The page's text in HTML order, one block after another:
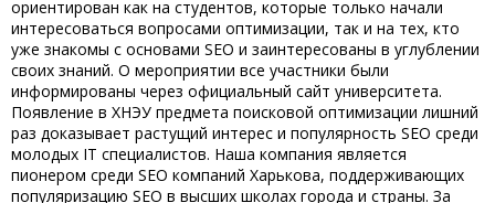
ориентирован как на студентов, которые только начали
интересоваться вопросами оптимизации, так и на тех, кто
уже знакомы с основами SEO и заинтересованы в углублении
своих знаний. О мероприятии все участники были
информированы через официальный сайт университета.
Появление в ХНЭУ предмета поисковой оптимизации лишний
раз доказывает растущий интерес и популярность SEO среди
молодых IT специалистов. Наша компания является
пионером среди SEO компаний Харькова, поддерживающих
популяризацию SEO в высших школах города и страны. За